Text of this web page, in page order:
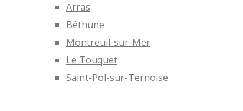
Arras
Béthune
Montreuil-sur-Mer
Le Touquet
Saint-Pol-sur-Ternoise